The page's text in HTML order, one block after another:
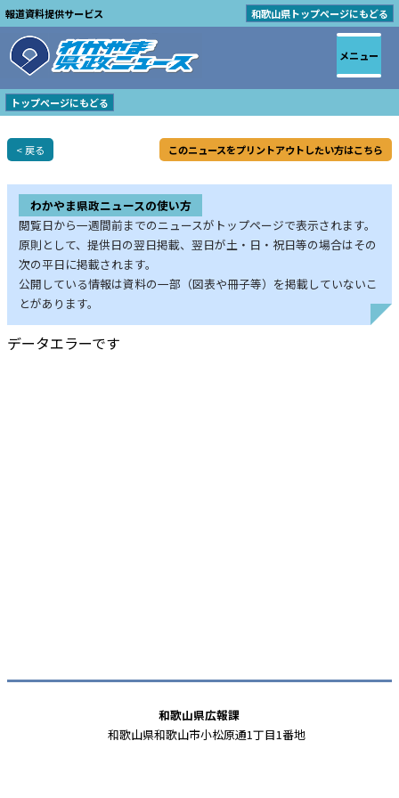
報道資料提供サービス 和歌山県トップページにもどる
トップページにもどる
< 戻る このニュースをプリントアウトしたい方はこちら
わかやま県政ニュースの使い方
閲覧日から一週間前までのニュースがトップページで表示されます。
原則として、提供日の翌日掲載、翌日が土・日・祝日等の場合はその
次の平日に掲載されます。
公開している情報は資料の一部（図表や冊子等）を掲載していないこ
とがあります。
データエラーです
メニュー
和歌山県広報課
和歌山県和歌山市小松原通1丁目1番地